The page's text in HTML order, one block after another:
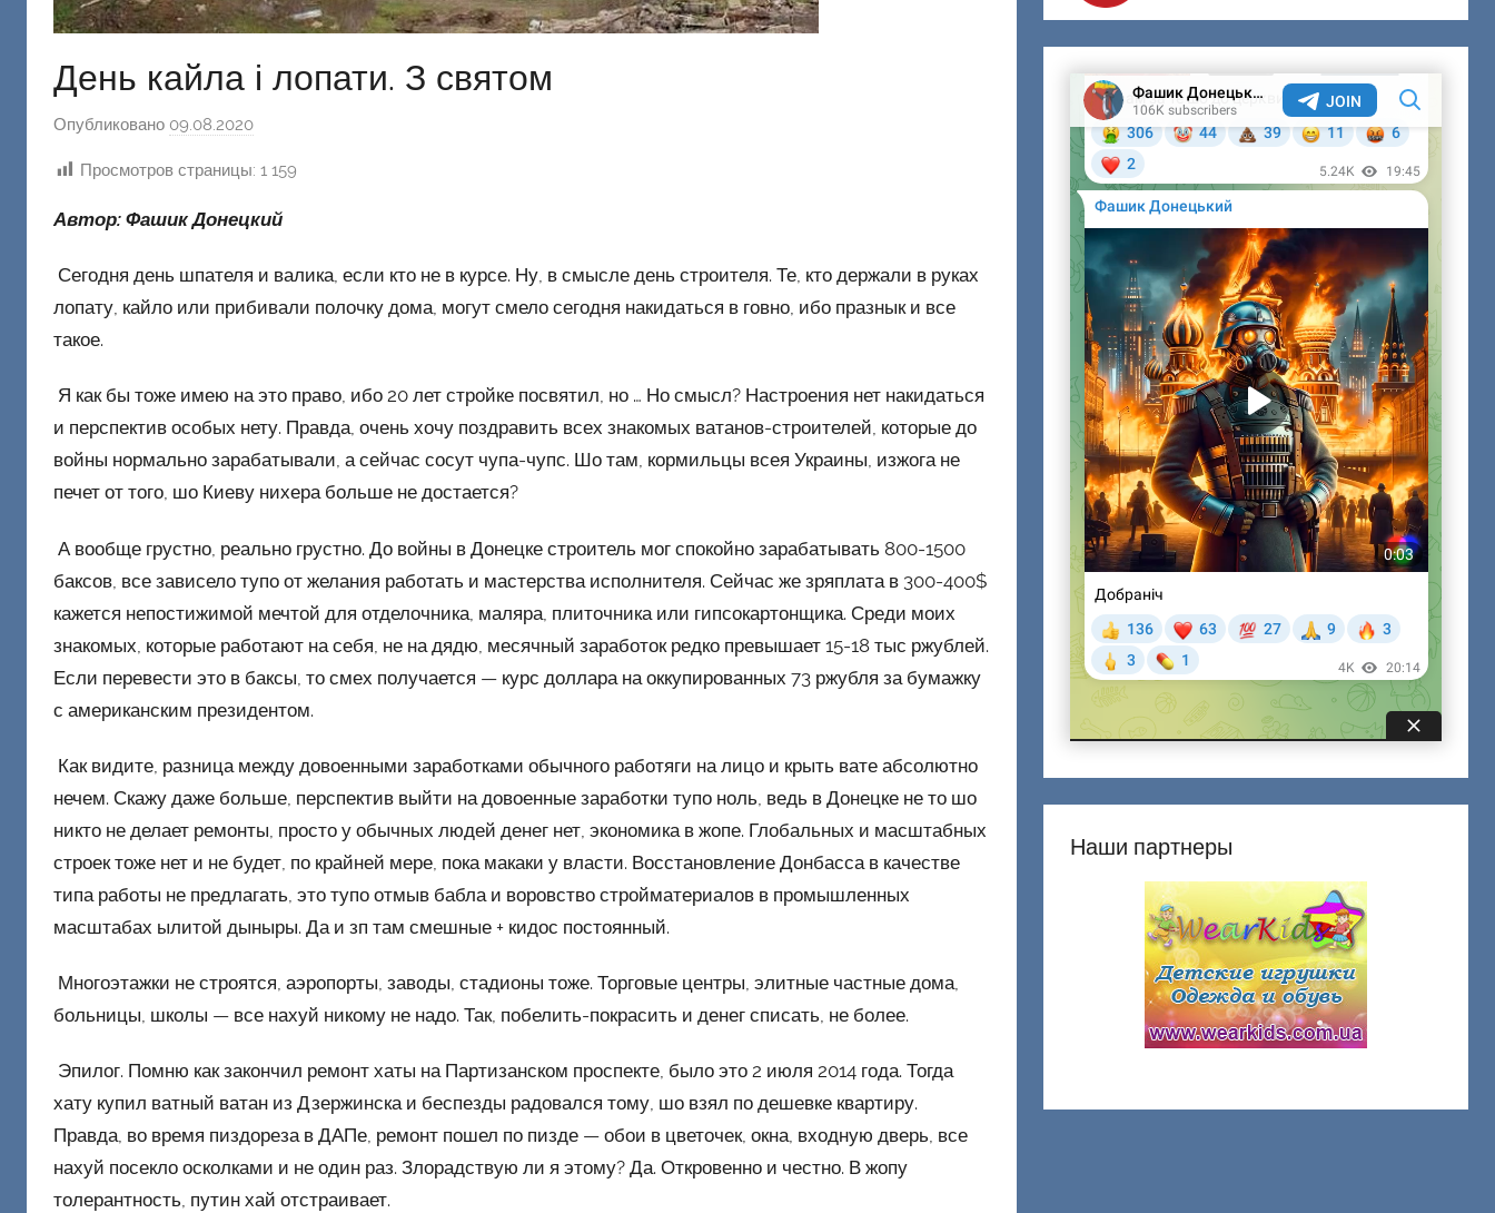
День кайла і лопати. З святом
Опубликовано 09.08.2020
т
о
о
м
Д
о
е
ц
к
и
й
Просмотров страницы: 1 159
Автор: Фашик Донецкий
Сегодня день шпателя и валика, если кто не в курсе. Ну, в смысле день строителя. Те, кто держали в руках
лопату, кайло или прибивали полочку дома, могут смело сегодня накидаться в говно, ибо празнык и все
такое.
Я как бы тоже имею на это право, ибо 20 лет стройке посвятил, но … Но смысл? Настроения нет накидаться
и перспектив особых нету. Правда, очень хочу поздравить всех знакомых ватанов-строителей, которые до
войны нормально зарабатывали, а сейчас сосут чупа-чупс. Шо там, кормильцы всея Украины, изжога не
печет от того, шо Киеву нихера больше не достается?
А вообще грустно, реально грустно. До войны в Донецке строитель мог спокойно зарабатывать 800-1500
баксов, все зависело тупо от желания работать и мастерства исполнителя. Сейчас же зряплата в 300-400$
кажется непостижимой мечтой для отделочника, маляра, плиточника или гипсокартонщика. Среди моих
знакомых, которые работают на себя, не на дядю, месячный заработок редко превышает 15-18 тыс ржублей.
Если перевести это в баксы, то смех получается — курс доллара на оккупированных 73 ржубля за бумажку
с американским президентом.
Как видите, разница между довоенными заработками обычного работяги на лицо и крыть вате абсолютно
нечем. Скажу даже больше, перспектив выйти на довоенные заработки тупо ноль, ведь в Донецке не то шо
никто не делает ремонты, просто у обычных людей денег нет, экономика в жопе. Глобальных и масштабных
строек тоже нет и не будет, по крайней мере, пока макаки у власти. Восстановление Донбасса в качестве
типа работы не предлагать, это тупо отмыв бабла и воровство стройматериалов в промышленных
масштабах ылитой дыныры. Да и зп там смешные + кидос постоянный.
Многоэтажки не строятся, аэропорты, заводы, стадионы тоже. Торговые центры, элитные частные дома,
больницы, школы — все нахуй никому не надо. Так, побелить-покрасить и денег списать, не более.
Эпилог. Помню как закончил ремонт хаты на Партизанском проспекте, было это 2 июля 2014 года. Тогда
хату купил ватный ватан из Дзержинска и беспезды радовался тому, шо взял по дешевке квартиру.
Правда, во время пиздореза в ДАПе, ремонт пошел по пизде — обои в цветочек, окна, входную дверь, все
нахуй посекло осколками и не один раз. Злорадствую ли я этому? Да. Откровенно и честно. В жопу
толерантность, путин хай отстраивает.
Наши партнеры